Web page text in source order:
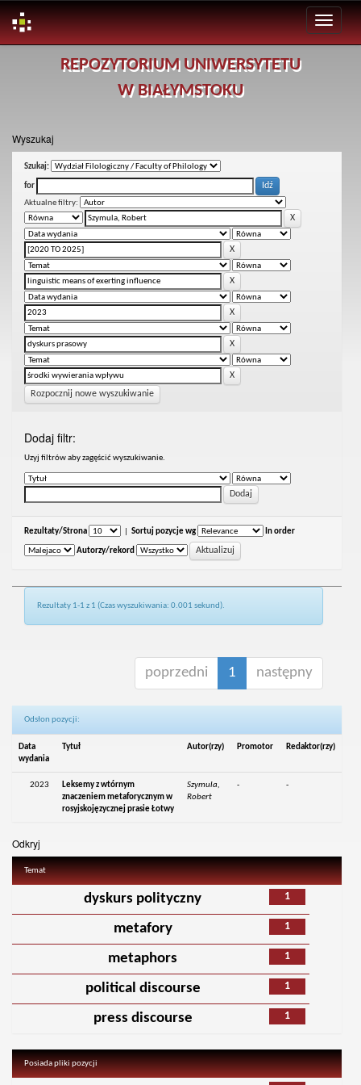
REPOZYTORIUM UNIWERSYTETU
W BIAŁYMSTOKU
Wyszukaj
Szukaj:
for
Aktualne filtry:
Rozpocznij nowe wyszukiwanie
Dodaj filtr:
Uzyj filtrów aby zagęścić wyszukiwanie.
Rezultaty/Strona Sortuj pozycje wg In order
Autorzy/rekord
Rezultaty 1-1 z 1 (Czas wyszukiwania: 0.001 sekund).
poprzedni 1 następny
Odsłon pozycji:
Data
wydania
Tytuł Autor(rzy) Promotor Redaktor(rzy)
2023
Leksemy z wtórnym
znaczeniem metaforycznym w
rosyjskojęzycznej prasie Łotwy
Szymula,
Robert
- -
Odkryj
Temat
1
dyskurs polityczny
1
metafory
1
metaphors
1
political discourse
1
press discourse
Posiada pliki pozycji